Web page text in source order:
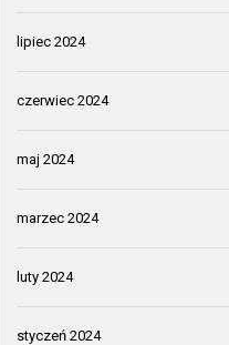
lipiec 2024
czerwiec 2024
maj 2024
marzec 2024
luty 2024
styczeń 2024